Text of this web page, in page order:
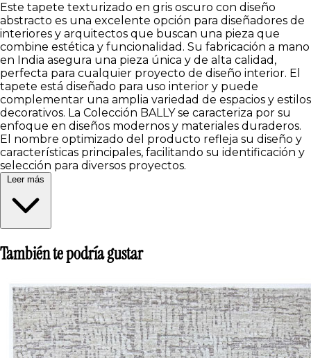
Este tapete texturizado en gris oscuro con diseño
abstracto es una excelente opción para diseñadores de
interiores y arquitectos que buscan una pieza que
combine estética y funcionalidad. Su fabricación a mano
en India asegura una pieza única y de alta calidad,
perfecta para cualquier proyecto de diseño interior. El
tapete está diseñado para uso interior y puede
complementar una amplia variedad de espacios y estilos
decorativos. La Colección BALLY se caracteriza por su
enfoque en diseños modernos y materiales duraderos.
El nombre optimizado del producto refleja su diseño y
características principales, facilitando su identificación y
selección para diversos proyectos.
Leer más
También te podría gustar